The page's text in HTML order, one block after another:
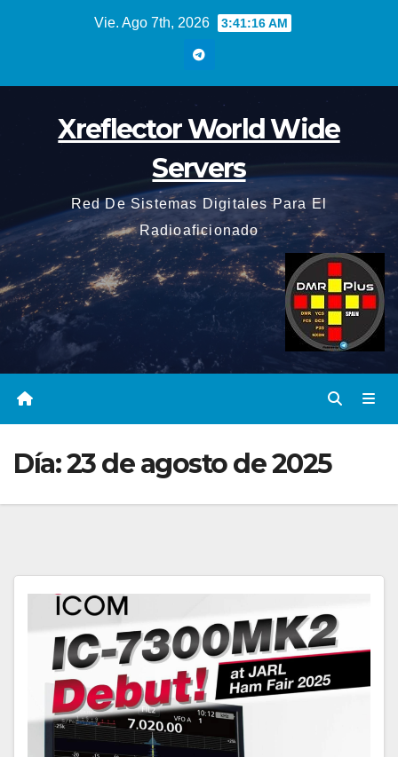
Vie. Ago 7th, 2026 3:41:17 AM
Xreflector World Wide
Servers
Red De Sistemas Digitales Para El
Radioaficionado
Día:23 de agosto de 2025